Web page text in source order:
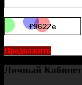
Продолжить
Личный Кабинет